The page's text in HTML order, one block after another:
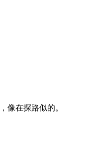
像在探路似的。